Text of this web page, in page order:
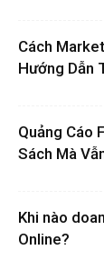
Cách
Hướng Dẫn
Quảng Cáo
Sách Mà
Khi nào
Online?